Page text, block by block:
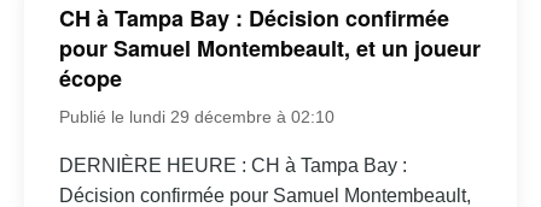
CH à Tampa Bay : Décision confirmée
pour Samuel Montembeault, et un joueur
écope
Publié le lundi 29 décembre à 02:10
DERNIÈRE HEURE : CH à Tampa Bay :
Décision confirmée pour Samuel Montembeault,